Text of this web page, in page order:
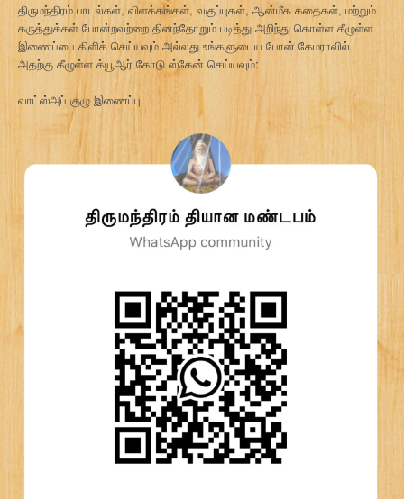
திருமந்திரம் பாடல்கள், விளக்கங்கள், வகுப்புகள், ஆன்மீக கதைகள், மற்றும்
கருத்துக்கள் போன்றவற்றை தினந்தோறும் படித்து அறிந்து கொள்ள கீழுள்ள
இணைப்பை கிளிக் செய்யவும் அல்லது உங்களுடைய போன் கேமராவில்
அதற்கு கீழுள்ள க்யூஆர் கோடு ஸ்கேன் செய்யவும்:
வாட்ஸ்அப் குழு இணைப்பு